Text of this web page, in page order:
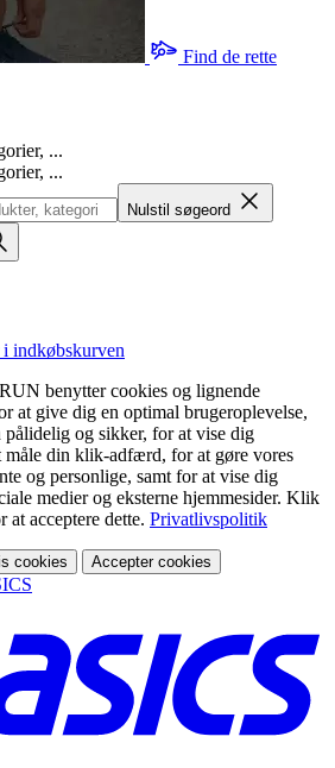
Find de rette
...
...
Nulstil søgeord
indkøbskurven
benytter cookies og lignende
at give dig en optimal brugeroplevelse,
pålidelig og sikker, for at vise dig
måle din klik-adfærd, for at gøre vores
og personlige, samt for at vise dig
medier og eksterne hjemmesider. Klik
acceptere dette. Privatlivspolitik
cookies Accepter cookies